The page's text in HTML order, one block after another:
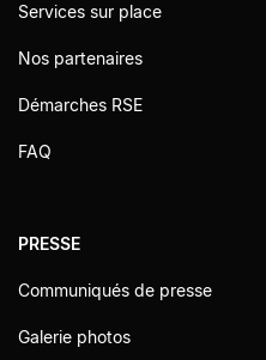
Services sur place
Nos partenaires
Démarches RSE
FAQ
PRESSE
Communiqués de presse
Galerie photos